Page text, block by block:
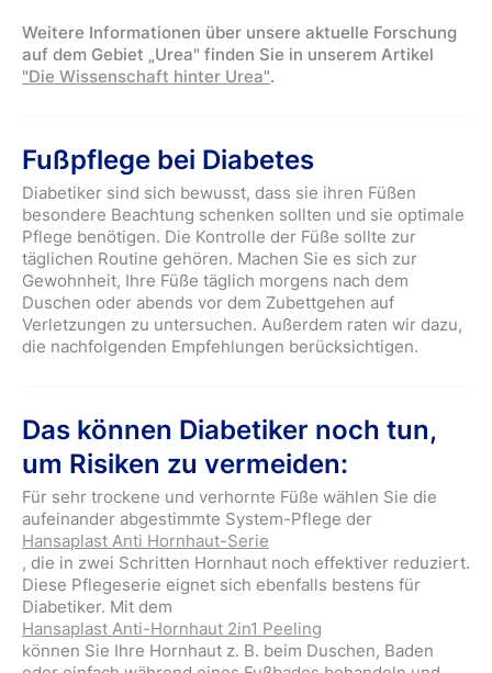
Weitere Informationen über unsere aktuelle Forschung
auf dem Gebiet „Urea" finden Sie in unserem Artikel
"Die Wissenschaft hinter Urea".
Fußpflege bei Diabetes
Diabetiker sind sich bewusst, dass sie ihren Füßen
besondere Beachtung schenken sollten und sie optimale
Pflege benötigen. Die Kontrolle der Füße sollte zur
täglichen Routine gehören. Machen Sie es sich zur
Gewohnheit, Ihre Füße täglich morgens nach dem
Duschen oder abends vor dem Zubettgehen auf
Verletzungen zu untersuchen. Außerdem raten wir dazu,
die nachfolgenden Empfehlungen berücksichtigen.
Das können Diabetiker noch tun,
um Risiken zu vermeiden:
Für sehr trockene und verhornte Füße wählen Sie die
aufeinander abgestimmte System-Pflege der
Hansaplast Anti Hornhaut-Serie
, die in zwei Schritten Hornhaut noch effektiver reduziert.
Diese Pflegeserie eignet sich ebenfalls bestens für
Diabetiker. Mit dem
Hansaplast Anti-Hornhaut 2in1 Peeling
können Sie Ihre Hornhaut z. B. beim Duschen, Baden